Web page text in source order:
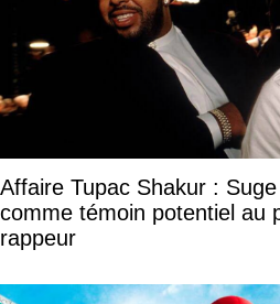
Affaire Tupac Shakur :
comme témoin potentiel au
rappeur